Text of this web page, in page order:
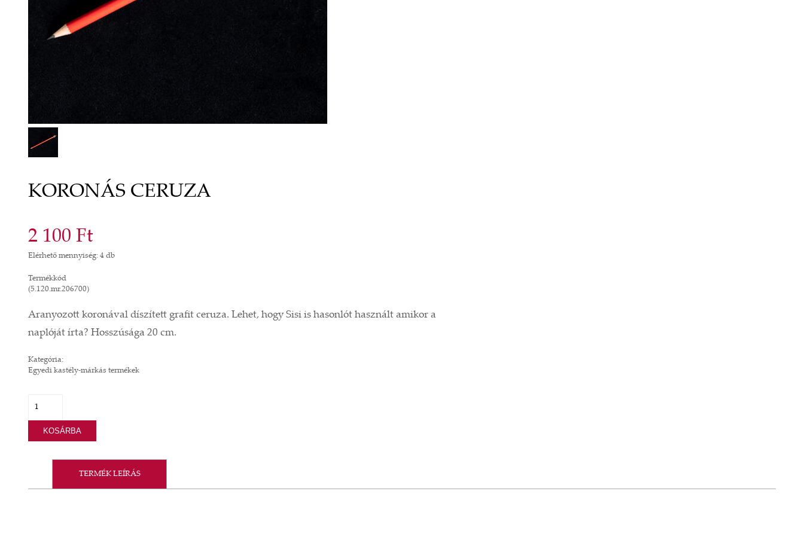
KORONÁS CERUZA
2 100 Ft
Elérhető mennyiség: 4 db
Termékkód
(5.120.mr.206700)
Aranyozott koronával díszített grafit ceruza. Lehet, hogy Sisi is hasonlót használt amikor a
naplóját írta? Hosszúsága 20 cm.
Kategória:
Egyedi kastély-márkás termékek
KOSÁRBA
TERMÉK LEÍRÁS